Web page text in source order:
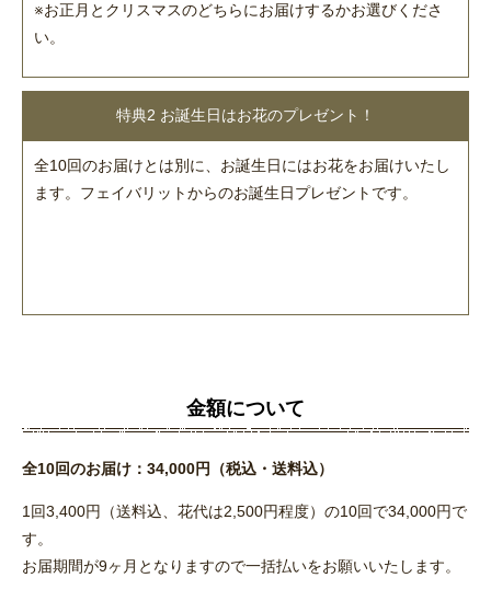
※お正月とクリスマスのどちらにお届けするかお選びくださ
い。
特典2 お誕生日はお花のプレゼント！
全10回のお届けとは別に、お誕生日にはお花をお届けいたし
ます。フェイバリットからのお誕生日プレゼントです。
金額について
全10回のお届け：34,000円（税込・送料込）
1回3,400円（送料込、花代は2,500円程度）の10回で34,000円で
す。
お届期間が9ヶ月となりますので一括払いをお願いいたします。